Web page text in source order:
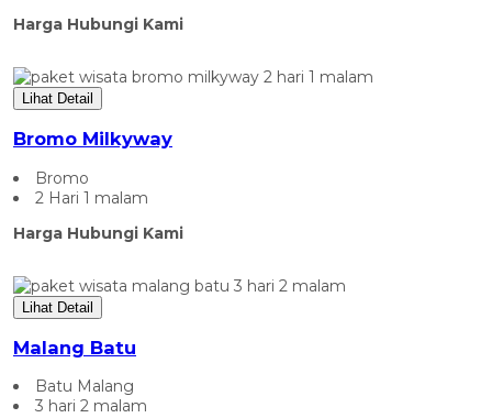
Harga Hubungi Kami
Lihat Detail
Bromo Milkyway
Bromo
2 Hari 1 malam
Harga Hubungi Kami
Lihat Detail
Malang Batu
Batu Malang
3 hari 2 malam